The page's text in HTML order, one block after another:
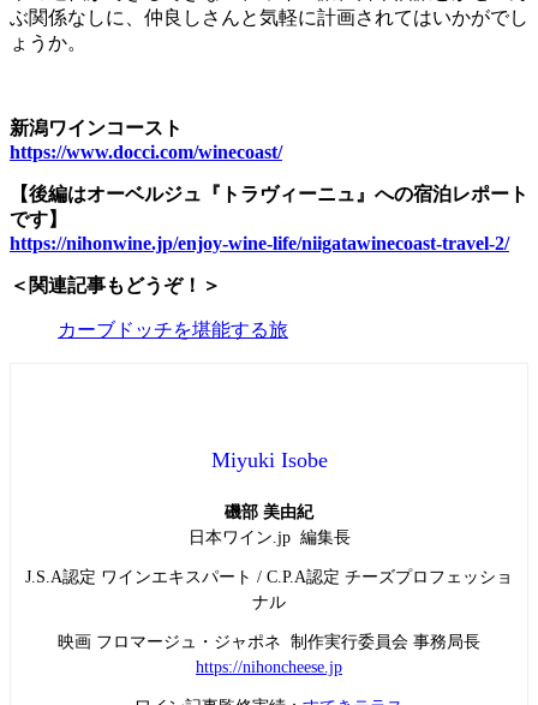
ぶ関係なしに、仲良しさんと気軽に計画されてはいかがでし
ょうか。
新潟ワインコースト
https://www.docci.com/winecoast/
【後編はオーベルジュ『トラヴィーニュ』への宿泊レポート
です】
https://nihonwine.jp/enjoy-wine-life/niigatawinecoast-travel-2/
＜関連記事もどうぞ！＞
カーブドッチを堪能する旅
Miyuki Isobe
磯部 美由紀
日本ワイン.jp 編集長
J.S.A認定 ワインエキスパート / C.P.A認定 チーズプロフェッショ
ナル
映画 フロマージュ・ジャポネ 制作実行委員会 事務局長
https://nihoncheese.jp